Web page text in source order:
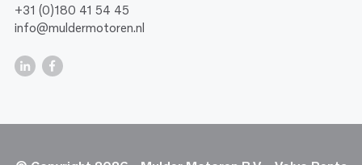
+31 (0)180 41 54 45
info@muldermotoren.nl